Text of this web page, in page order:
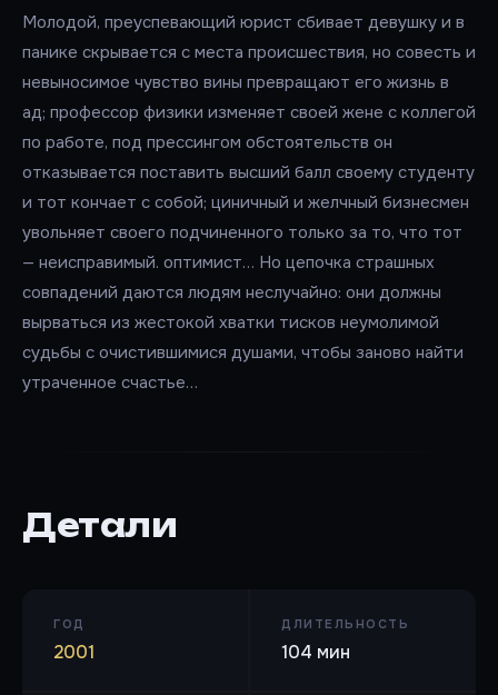
Молодой, преуспевающий юрист сбивает девушку и в
панике скрывается с места происшествия, но совесть и
невыносимое чувство вины превращают его жизнь в
ад; профессор физики изменяет своей жене с коллегой
по работе, под прессингом обстоятельств он
отказывается поставить высший балл своему студенту
и тот кончает с собой; циничный и желчный бизнесмен
увольняет своего подчиненного только за то, что тот
— неисправимый. оптимист… Но цепочка страшных
совпадений даются людям неслучайно: они должны
вырваться из жестокой хватки тисков неумолимой
судьбы с очистившимися душами, чтобы заново найти
утраченное счастье…
Детали
ГОД
2001
ДЛИТЕЛЬНОСТЬ
104 мин